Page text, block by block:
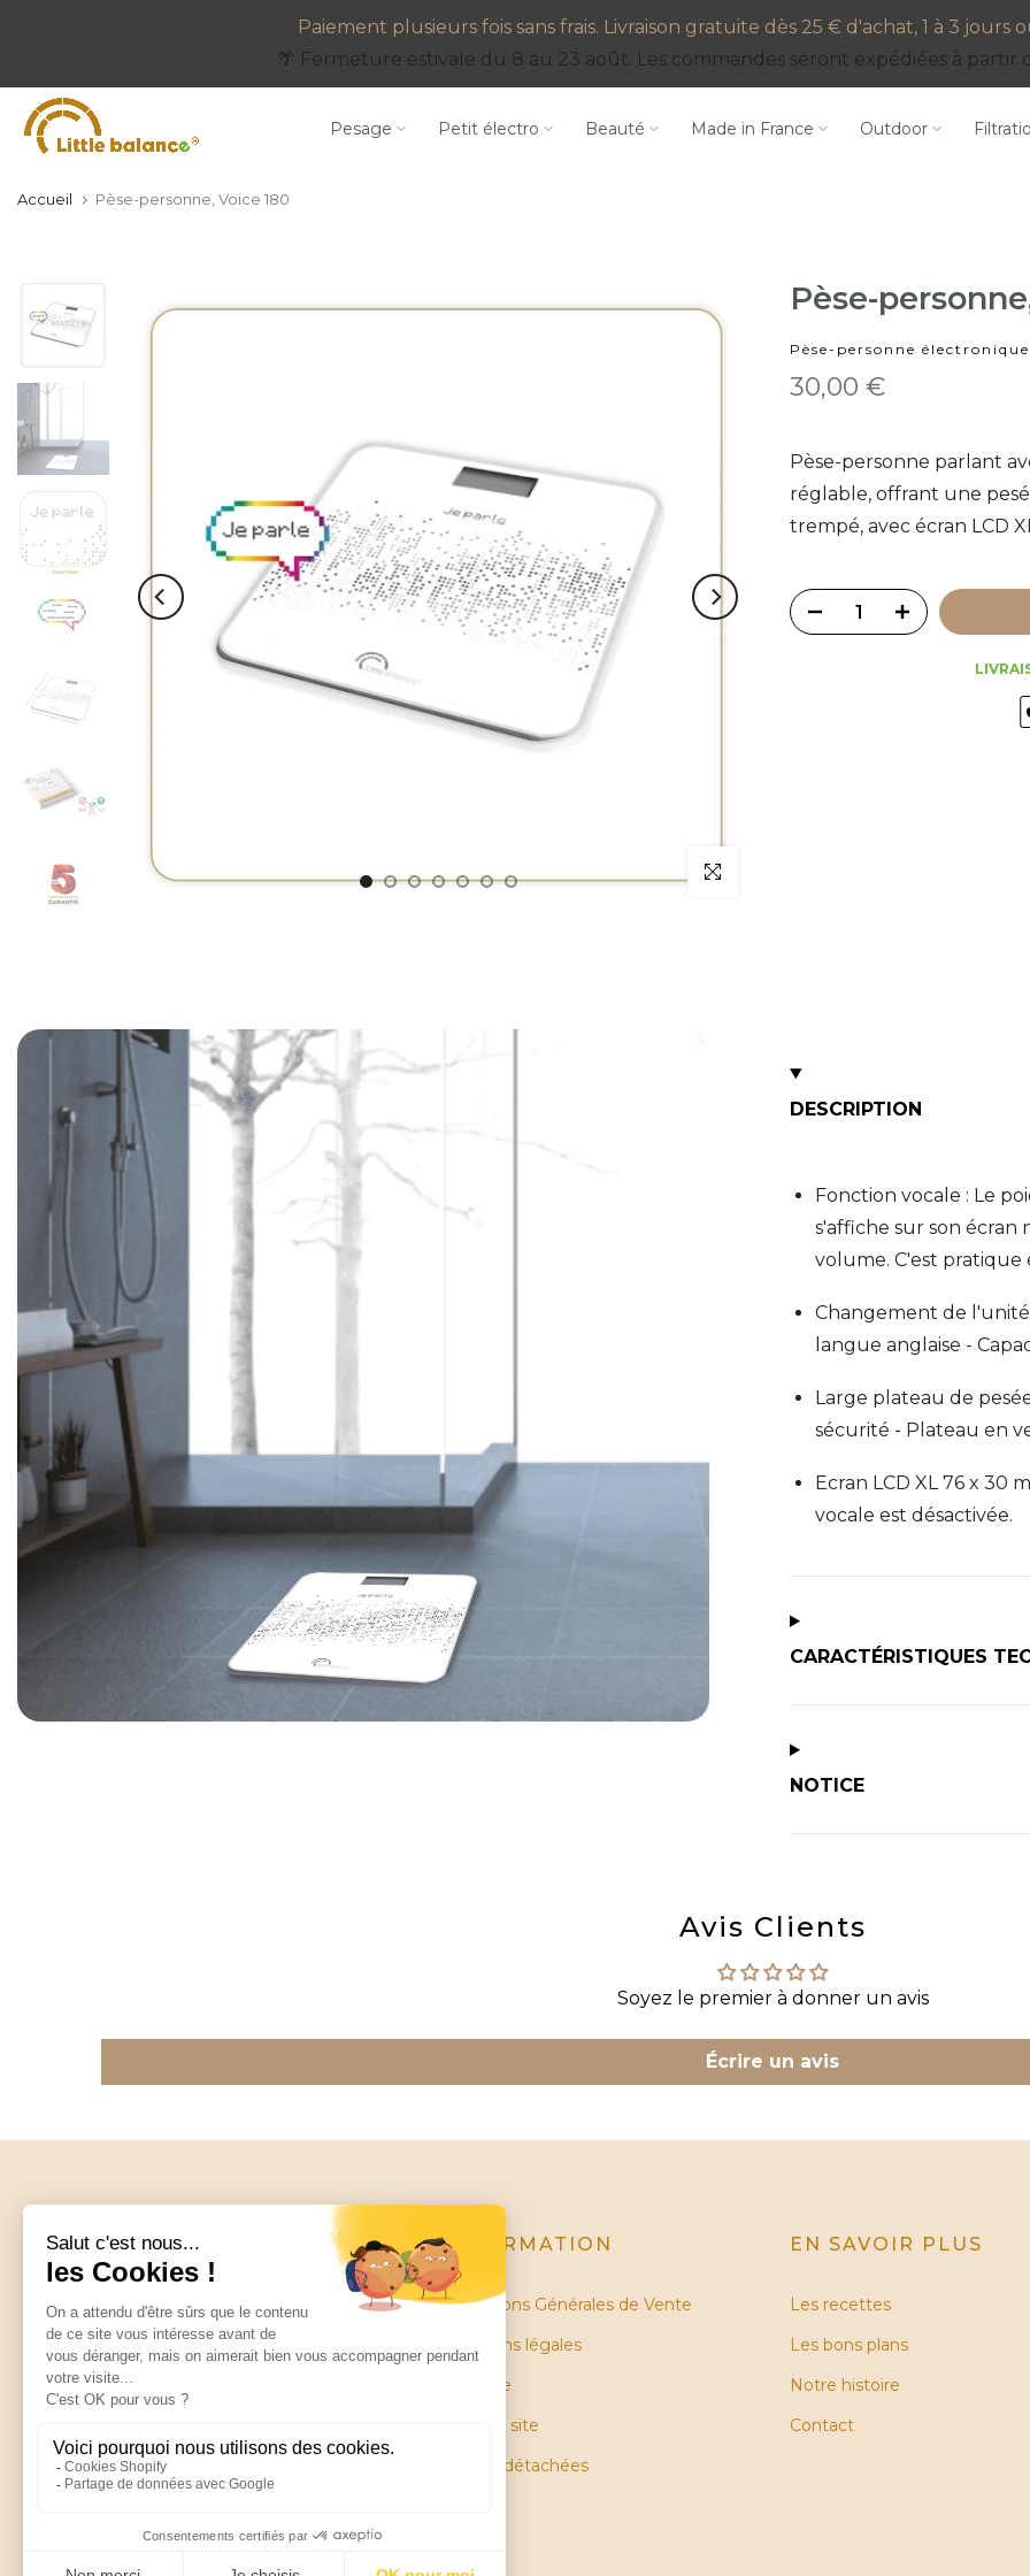
contenu
Paiement plusieurs fois sans frais. Livraison gratuite dès 25 € d'achat, 1 à 3 jours
🌴 Fermeture estivale du 8 au 23 août. Les commandes seront expédiées à partir
Pesage Petit électro Beauté Made in France Outdoor
Accueil Pèse-personne, Voice 180
Pèse-
Pèse-personne électronique
30,00 €
Pèse-personne parlant
réglable, offrant une
trempé, avec écran LCD
DESCRIPTION
Fonction vocale : Le
s'affiche sur son écran
volume. C'est pratique
Changement de
langue anglaise -
Large plateau de
sécurité - Plateau en
Ecran LCD XL 76 x 30
vocale est désactivée.
CARACTÉRISTIQUES
NOTICE
Avis Clients
Soyez le premier à donner un avis
Écrire un avis
Little balance
ZA Les Petites Ruelles
Contactez-nous
INFORMATION
Conditions Générales de Vente
Mentions légales
Garantie
Plan du site
Pièces détachées
EN SAVOIR PLUS
Les recettes
Les bons plans
Notre histoire
Contact